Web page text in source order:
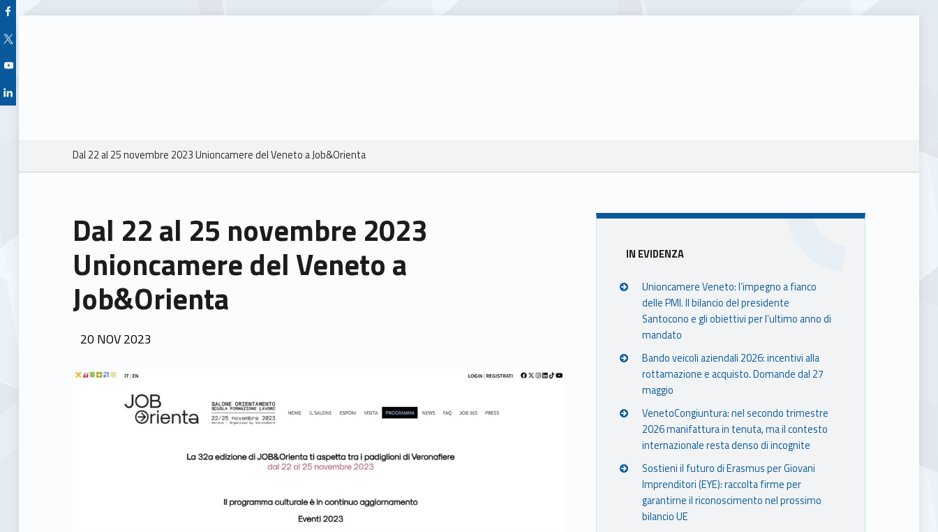
Facebook Unioncamere Veneto
Twitter Unioncamere Veneto
Youtube Unioncamere Veneto
Linkedin Unioncamere Veneto
Breadcrumbs navigation
Dal 22 al 25 novembre 2023 Unioncamere del Veneto a Job&Orienta
Dal 22 al 25 novembre 2023
Unioncamere del Veneto a
Job&Orienta
POSTED ON:
20 NOV2023
Sidebar
IN EVIDENZA
Unioncamere Veneto: l’impegno a fianco
delle PMI. Il bilancio del presidente
Santocono e gli obiettivi per l’ultimo anno di
mandato
Bando veicoli aziendali 2026: incentivi alla
rottamazione e acquisto. Domande dal 27
maggio
VenetoCongiuntura: nel secondo trimestre
2026 manifattura in tenuta, ma il contesto
internazionale resta denso di incognite
Sostieni il futuro di Erasmus per Giovani
Imprenditori (EYE): raccolta firme per
garantirne il riconoscimento nel prossimo
bilancio UE